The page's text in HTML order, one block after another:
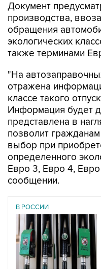
Документ
производства,
обращения
экологических
также терминами
"На
отражена
классе такого
Информация будет
представлена в
позволит
выбор при
определенного
Евро 3, Евро 4,
сообщении.
В РОССИИ